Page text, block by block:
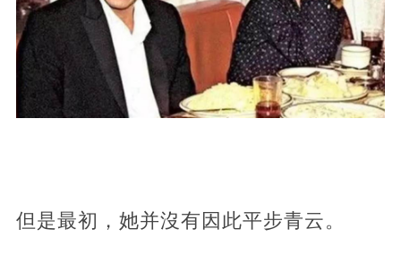
但是最初，她并沒有因此平步青云。